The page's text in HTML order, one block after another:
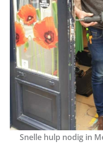
Snelle hulp nodig in